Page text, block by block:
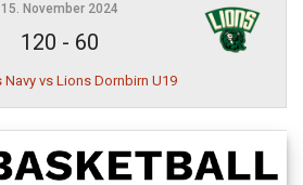
15. November 2024
120 - 60
Navy vs Lions Dornbirn U19